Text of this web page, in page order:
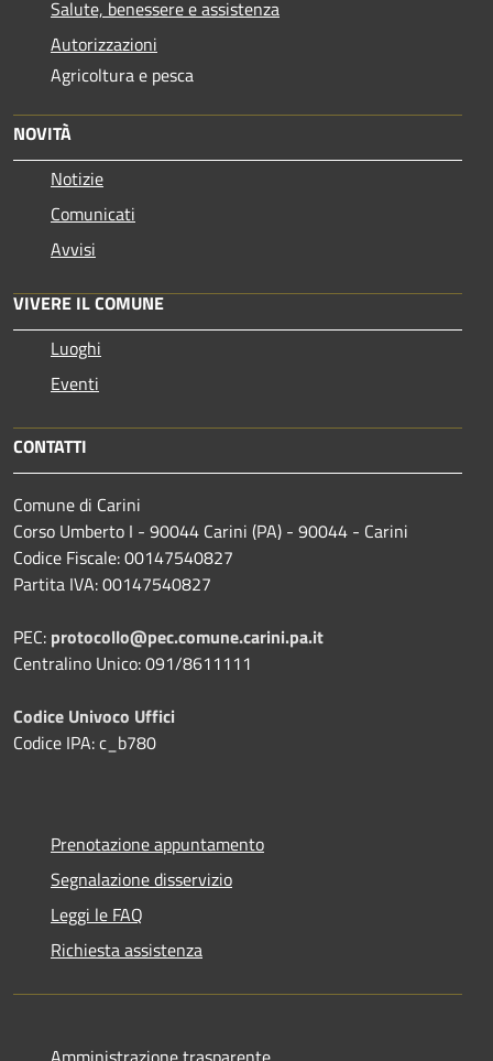
Salute, benessere e assistenza
Autorizzazioni
Agricoltura e pesca
NOVITÀ
Notizie
Comunicati
Avvisi
VIVERE IL COMUNE
Luoghi
Eventi
CONTATTI
Comune di Carini
Corso Umberto I - 90044 Carini (PA) - 90044 - Carini
Codice Fiscale: 00147540827
Partita IVA: 00147540827
PEC: protocollo@pec.comune.carini.pa.it
Centralino Unico: 091/8611111
Codice Univoco Uffici
Codice IPA: c_b780
Prenotazione appuntamento
Segnalazione disservizio
Leggi le FAQ
Richiesta assistenza